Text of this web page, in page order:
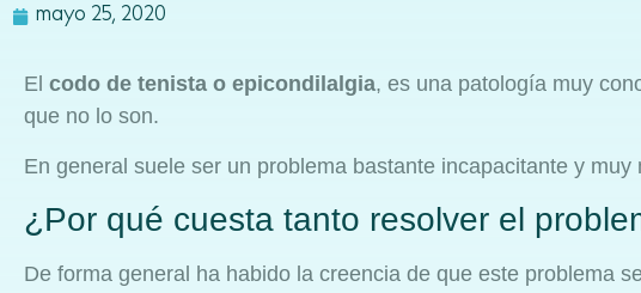
mayo 25, 2020
El codo de tenista o epicondilalgia, es una patología muy
que no lo son.
En general suele ser un problema bastante incapacitante y
¿Por qué cuesta tanto resolver el
De forma general ha habido la creencia de que este problema